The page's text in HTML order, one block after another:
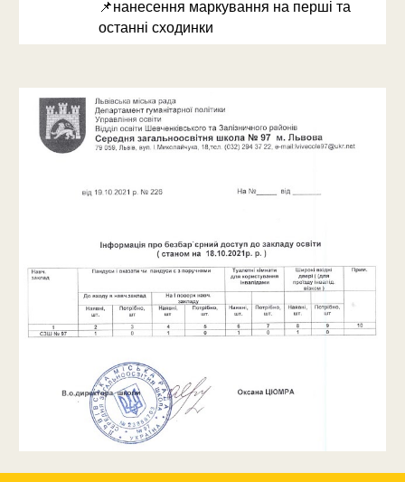
📌нанесення маркування на перші та
останні сходинки